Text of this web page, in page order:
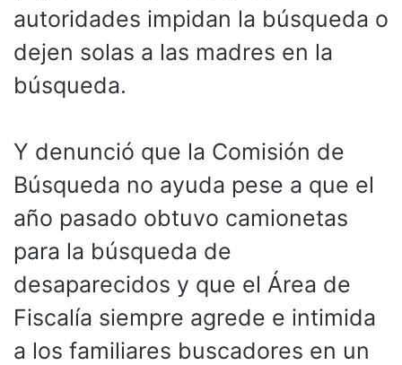
autoridades impidan la búsqueda o
dejen solas a las madres en la
búsqueda.
Y denunció que la Comisión de
Búsqueda no ayuda pese a que el
año pasado obtuvo camionetas
para la búsqueda de
desaparecidos y que el Área de
Fiscalía siempre agrede e intimida
a los familiares buscadores en un